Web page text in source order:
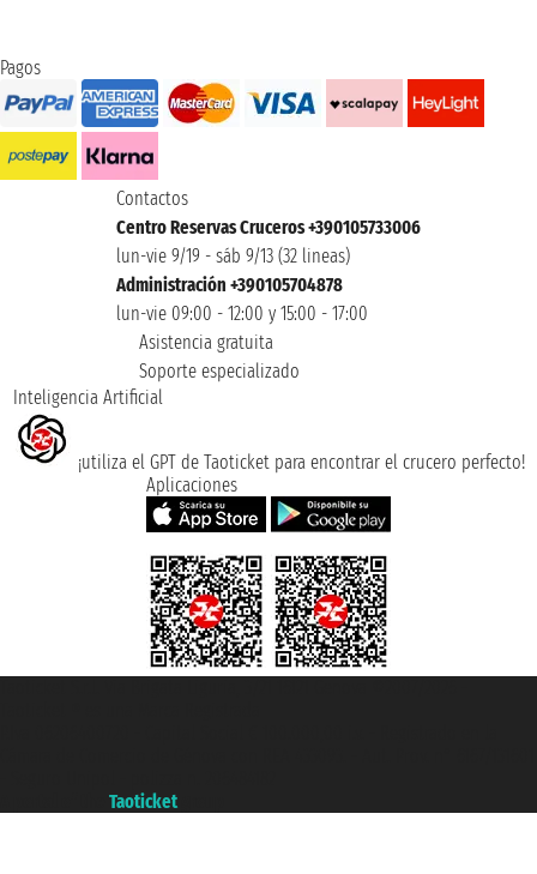
Pagos
Contactos
Centro Reservas Cruceros +390105733006
lun-vie 9/19 - sáb 9/13 (32 lineas)
Administración +390105704878
lun-vie 09:00 - 12:00 y 15:00 - 17:00
Asistencia gratuita
Soporte especializado
Inteligencia Artificial
¡utiliza el GPT de Taoticket para encontrar el crucero perfecto!
Aplicaciones
Taoticket